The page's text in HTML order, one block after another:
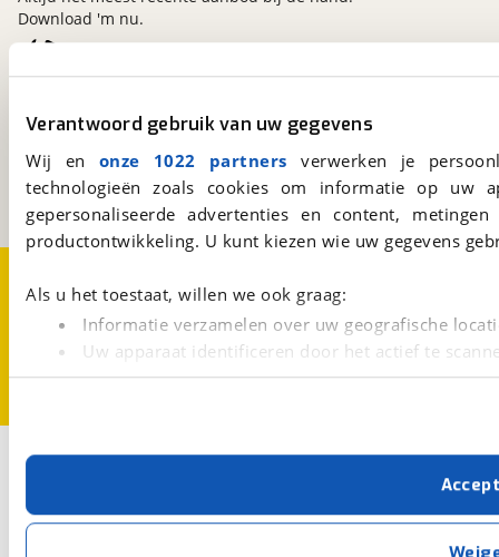
Verantwoord gebruik van uw gegevens
Wij en onze 1022 partners verwerken je
technologieën zoals cookies om informatie op
gepersonaliseerde advertenties en content,
productontwikkeling. U kunt kiezen wie uw gegevens
Als u het toestaat, willen we ook graag:
Informatie verzamelen over uw geografische
Uw apparaat identificeren door het actief te
Lees meer over hoe uw persoonlijke gegevens worden
Met cookies en vergelijkbare technieken zorgen we
cookies zorgen ervoor dat de website goed werkt.
verbeteren. We tonen je graag relevante advertenties
buiten onze website volgt – uiteraard op
Kosterijland15
Bunnik
Een initiatief van
BOVAG
Download 'm nu.
CookievoorkeurenVacatures